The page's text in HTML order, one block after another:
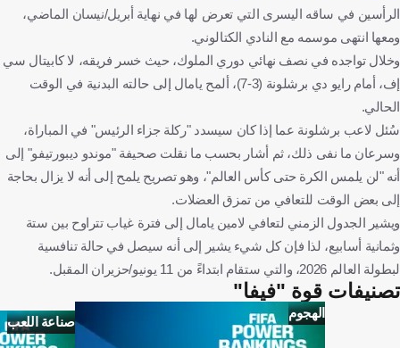
الرأسين في ساقه اليسرى التي تعرض لها في نهاية أبريل/نيسان الماضي،
ومعها انتهى موسمه مع النادي الكتالوني.
وخلال تواجده في نصف نهائي دوري الملوك، حيث خسر فريقه، لا كابيتال سي
إف، أمام رايو دي برشلونة (3-7)، ألمح يامال إلى حالته البدنية في الوقت
الحالي.
سُئل لاعب برشلونة عما إذا كان سيسدد "ركلة جزاء الرئيس" في المباراة،
وسرعان ما نفى ذلك، ثم أشار بحسب ما نقلت صحيفة "موندو ديبورتيفو" إلى
أنه "لن يلمس الكرة حتى كأس العالم"، وهو تصريح يلمح إلى أنه لا يزال بحاجة
إلى بعض الوقت للتعافي من تمزق العضلات.
ويشير الجدول الزمني لتعافي لامين يامال إلى فترة غياب تتراوح بين ستة
وثمانية أسابيع، لذا فإن كل شيء يشير إلى أنه سيصل في حالة تنافسية
لبطولة العالم 2026، والتي ستقام ابتداءً من 11 يونيو/حزيران المقبل.
تصنيفات قوة "فيفا"
الهجوم
صناعة اللعب